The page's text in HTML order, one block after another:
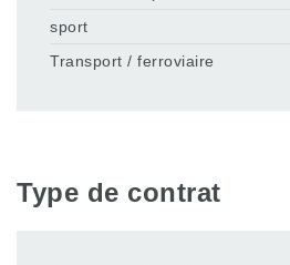
sport
Transport / ferroviaire
Type de contrat